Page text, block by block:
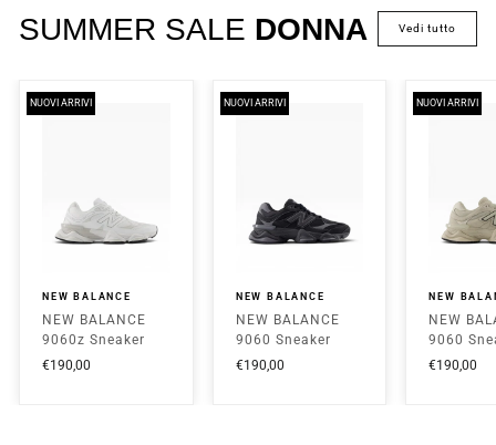
SUMMER SALE DONNA vedi tutto
NUOVI ARRIVI
NEW BALANCE
NEW BALANCE
9060z Sneaker
Bassa Unisex -
€190,00
NUOVI ARRIVI
NEW BALANCE
NEW BALANCE
9060 Sneaker
Bassa Unisex -
€190,00
NUOVI ARRIVI
NEW
NEW
9060
Bassa
€190,00